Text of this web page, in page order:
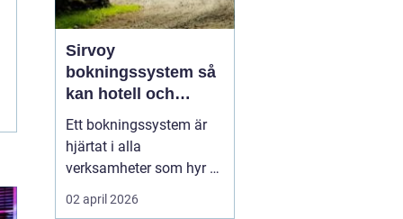
Sirvoy
bokningssystem så
kan hotell och
uthyrning ta nästa
steg
Ett bokningssystem är
hjärtat i alla
verksamheter som hyr ut
rum, stugor eller andra
objekt. När bokningarna
02 april 2026